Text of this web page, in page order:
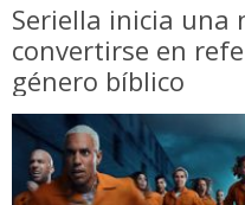
Seriella inicia una
convertirse en
género bíblico